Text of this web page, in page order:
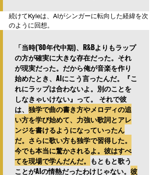
続けてKyleは、Alがシンガーに転向した経緯を次
のように回想。
「当時('80年代中期)、R&Bよりもラップ
の方が確実に大きな存在だった。それ
が現実だった。だから俺が音楽を作り
始めたとき、Alにこう言ったんだ。『こ
れにラップは合わないよ。別のことを
しなきゃいけない』って。 それで彼
は、 独学で曲の書き方やメロディの追
い方を学び始めて、力強い歌詞とアレ
ンジを書けるようになっていったん
だ。さらに歌い方も独学で習得した。
今でも本当に驚かされるよ。彼はすべ
てを現場で学んだんだ。 もともと歌う
ことがAlの情熱だったわけじゃない。 彼